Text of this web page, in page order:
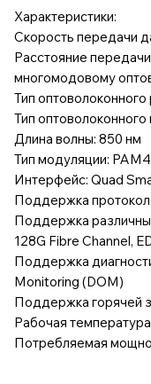
Характеристики:
Скорость передачи
Расстояние
многомодовому
Тип
Тип
Длина волны: 850 нм
Тип модуляции: PAM4
Интерфейс: Quad
Поддержка
Поддержка
128G Fibre Channel,
Поддержка
Monitoring (DOM)
Поддержка горячей
Рабочая
Потребляемая